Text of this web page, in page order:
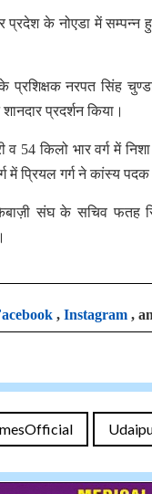
के नोएडा में सम्पन्न
के प्रशिक्षक नरपत सिंह
प्रदर्शन किया।
व 54 किलो भार वर्ग में
में प्रियल गर्ग ने कांस्य पदक
संघ के सचिव
, Instagram ,